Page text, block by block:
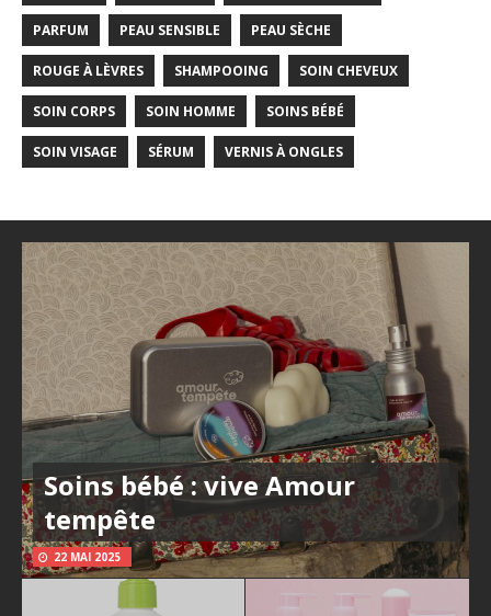
PARFUM PEAU SENSIBLE PEAU SÈCHE
ROUGE À LÈVRES SHAMPOOING SOIN CHEVEUX
SOIN CORPS SOIN HOMME SOINS BÉBÉ
SOIN VISAGE SÉRUM VERNIS À ONGLES
Soins bébé : vive Amour
tempête
22 MAI 2025